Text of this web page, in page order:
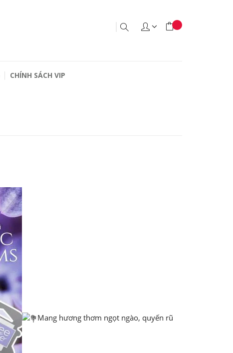
CHÍNH SÁCH VIP
Mang hương thơm ngọt ngào, quyến rũ